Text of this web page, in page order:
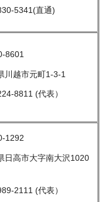
5341(直通)
8601
川越市元町1-3-1
8811 (代表）
1292
日高市大字南大沢1020
2111 (代表）